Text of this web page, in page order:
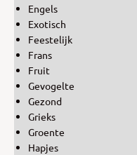
Engels
Exotisch
Feestelijk
Frans
Fruit
Gevogelte
Gezond
Grieks
Groente
Hapjes